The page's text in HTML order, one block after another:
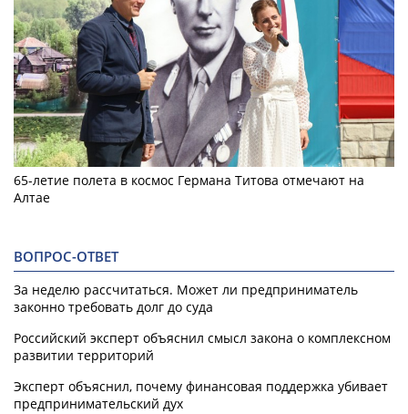
65-летие полета в космос Германа Титова отмечают на
Алтае
ВОПРОС-ОТВЕТ
За неделю рассчитаться. Может ли предприниматель
законно требовать долг до суда
Российский эксперт объяснил смысл закона о комплексном
развитии территорий
Эксперт объяснил, почему финансовая поддержка убивает
предпринимательский дух